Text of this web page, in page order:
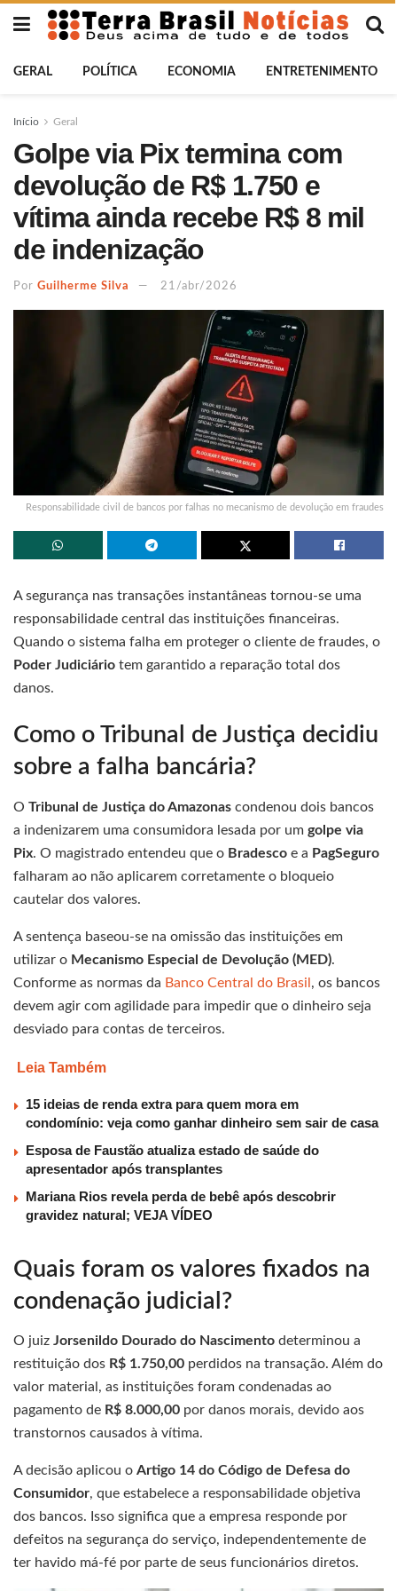
GERAL POLÍTICA ECONOMIA ENTRETENIMENTO
Início Geral
Golpe via Pix termina com
devolução de R$ 1.750 e
vítima ainda recebe R$ 8 mil
de indenização
Por Guilherme Silva 21/abr/2026
Responsabilidade civil de bancos por falhas no mecanismo de devolução em fraudes
A segurança nas transações instantâneas tornou-se uma
responsabilidade central das instituições financeiras.
Quando o sistema falha em proteger o cliente de fraudes, o
Poder Judiciário tem garantido a reparação total dos
danos.
Como o Tribunal de Justiça decidiu
sobre a falha bancária?
O Tribunal de Justiça do Amazonas condenou dois bancos
a indenizarem uma consumidora lesada por um golpe via
Pix. O magistrado entendeu que o Bradesco e a PagSeguro
falharam ao não aplicarem corretamente o bloqueio
cautelar dos valores.
A sentença baseou-se na omissão das instituições em
utilizar o Mecanismo Especial de Devolução (MED).
Conforme as normas da Banco Central do Brasil , os bancos
devem agir com agilidade para impedir que o dinheiro seja
desviado para contas de terceiros.
Leia Também
15 ideias de renda extra para quem mora em
condomínio: veja como ganhar dinheiro sem sair de casa
Esposa de Faustão atualiza estado de saúde do
apresentador após transplantes
Mariana Rios revela perda de bebê após descobrir
gravidez natural; VEJA VÍDEO
Quais foram os valores fixados na
condenação judicial?
O juiz Jorsenildo Dourado do Nascimento determinou a
restituição dos R$ 1.750,00 perdidos na transação. Além do
valor material, as instituições foram condenadas ao
pagamento de R$ 8.000,00 por danos morais, devido aos
transtornos causados à vítima.
A decisão aplicou o Artigo 14 do Código de Defesa do
Consumidor, que estabelece a responsabilidade objetiva
dos bancos. Isso significa que a empresa responde por
defeitos na segurança do serviço, independentemente de
ter havido má-fé por parte de seus funcionários diretos.